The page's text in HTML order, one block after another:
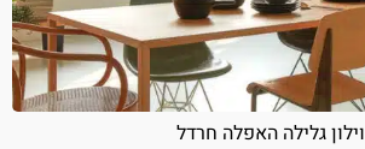
וילון גלילה האפלה חרדל